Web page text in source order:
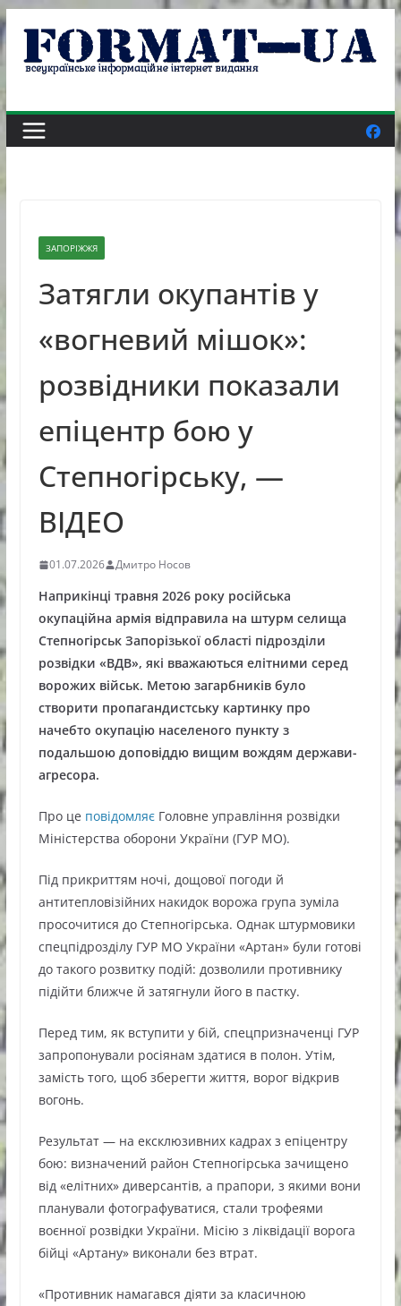
Skip
content
ЗАПОРІЖЖЯ
Затягли окупантів у
«вогневий мішок»:
розвідники показали
епіцентр бою у
Степногірську, —
ВІДЕО
01.07.2026 Дмитро Носов
Наприкінці травня 2026 року російська
окупаційна армія відправила на штурм селища
Степногірськ Запорізької області підрозділи
розвідки «ВДВ», які вважаються елітними серед
ворожих військ. Метою загарбників було
створити пропагандистську картинку про
начебто окупацію населеного пункту з
подальшою доповіддю вищим вождям держави-
агресора.
Про це повідомляєГоловне управління розвідки
Міністерства оборони України (ГУР МО).
Під прикриттям ночі, дощової погоди й
антитепловізійних накидок ворожа група зуміла
просочитися до Степногірська. Однак штурмовики
спецпідрозділу ГУР МО України «Артан» були готові
до такого розвитку подій: дозволили противнику
підійти ближче й затягнули його в пастку.
Перед тим, як вступити у бій, спецпризначенці ГУР
запропонували росіянам здатися в полон. Утім,
замість того, щоб зберегти життя, ворог відкрив
вогонь.
Результат — на ексклюзивних кадрах з епіцентру
бою: визначений район Степногірська зачищено
від «елітних» диверсантів, а прапори, з якими вони
планували фотографуватися, стали трофеями
воєнної розвідки України. Місію з ліквідації ворога
бійці «Артану» виконали без втрат.
«Противник намагався діяти за класичною